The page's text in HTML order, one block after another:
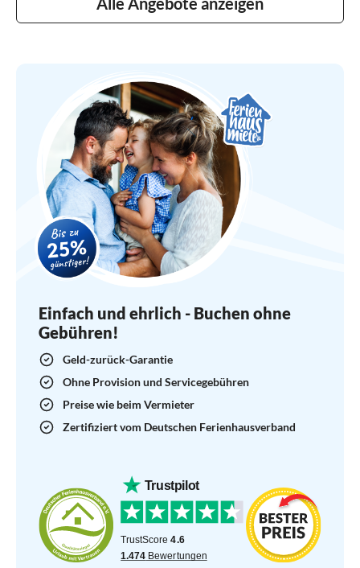
Einfach und ehrlich - Buchen ohne
Gebühren!
Geld-zurück-Garantie
Ohne Provision und Servicegebühren
Preise wie beim Vermieter
Zertifiziert vom Deutschen Ferienhausverband